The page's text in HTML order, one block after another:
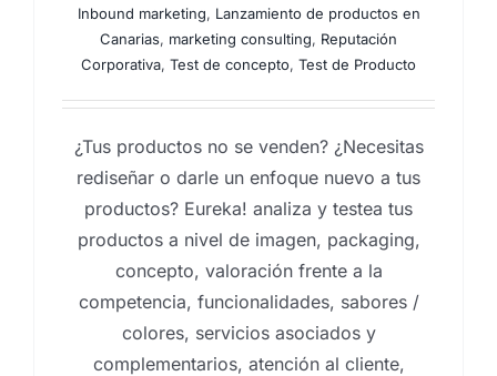
Inbound marketing, Lanzamiento de productos en
Canarias, marketing consulting, Reputación
Corporativa, Test de concepto, Test de Producto
¿Tus productos no se venden? ¿Necesitas
rediseñar o darle un enfoque nuevo a tus
productos? Eureka! analiza y testea tus
productos a nivel de imagen, packaging,
concepto, valoración frente a la
competencia, funcionalidades, sabores /
colores, servicios asociados y
complementarios, atención al cliente,